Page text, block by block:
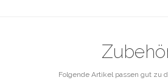
Folgende Artikel passen gut zu